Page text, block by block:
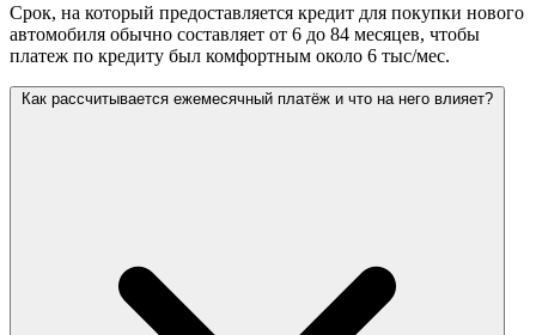
Срок, на который предоставляется кредит для покупки нового
автомобиля обычно составляет от 6 до 84 месяцев, чтобы
платеж по кредиту был комфортным около 6 тыс/мес.
Как рассчитывается ежемесячный платёж и что на него влияет?